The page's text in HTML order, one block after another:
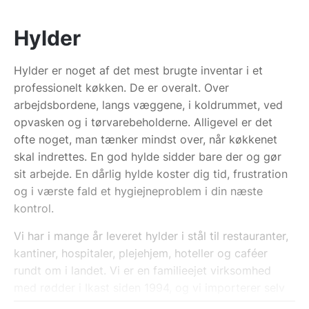
Hylder
Hylder er noget af det mest brugte inventar i et
professionelt køkken. De er overalt. Over
arbejdsbordene, langs væggene, i koldrummet, ved
opvasken og i tørvarebeholderne. Alligevel er det
ofte noget, man tænker mindst over, når køkkenet
skal indrettes. En god hylde sidder bare der og gør
sit arbejde. En dårlig hylde koster dig tid, frustration
og i værste fald et hygiejneproblem i din næste
kontrol.
Vi har i mange år leveret hylder i stål til restauranter,
kantiner, hospitaler, plejehjem, hoteller og caféer
rundt om i landet. Vi er en familieejet virksomhed